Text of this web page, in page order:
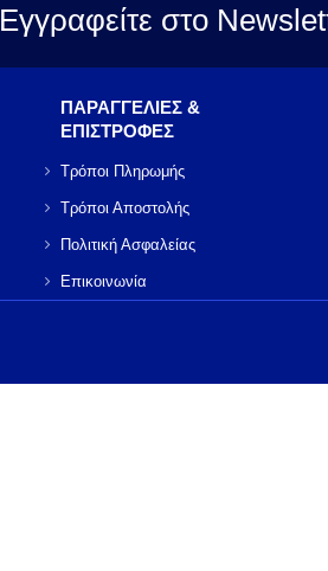
Εγγραφείτε στο
ΠΑΡΑΓΓΕΛΙΕΣ &
ΕΠΙΣΤΡΟΦΕΣ
Τρόποι Πληρωμής
Τρόποι Αποστολής
Πολιτική Ασφαλείας
Επικοινωνία